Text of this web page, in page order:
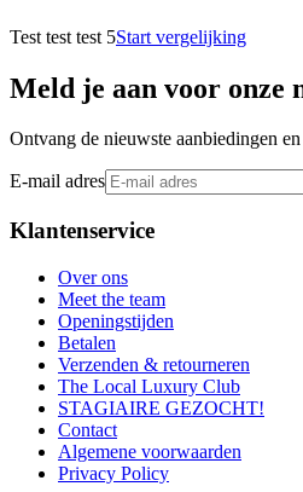
Test test test 5Start vergelijking
Meld je aan voor onze
Ontvang de nieuwste aanbiedingen
E-mail adres
Klantenservice
Over ons
Meet the team
Openingstijden
Betalen
Verzenden & retourneren
The Local Luxury Club
STAGIAIRE GEZOCHT!
Contact
Algemene voorwaarden
Privacy Policy